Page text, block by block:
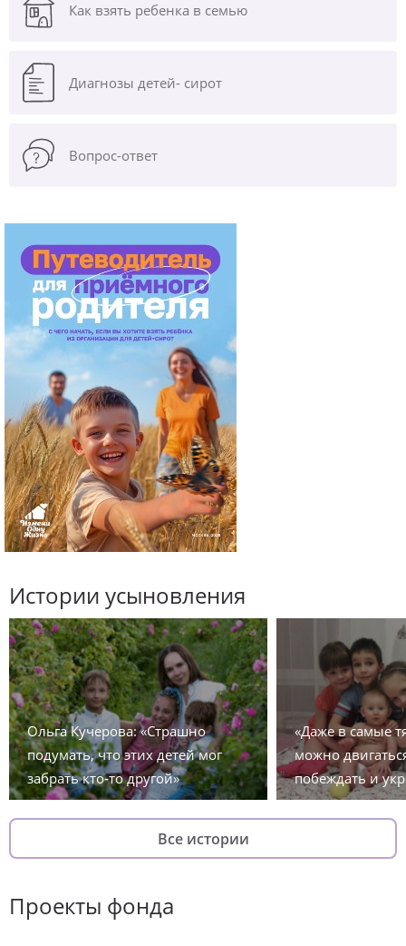
Как взять ребенка в семью
Диагнозы детей- сирот
Вопрос-ответ
Истории усыновления
Ольга Кучерова: «Страшно
подумать, что этих детей мог
забрать кто-то другой»
«Даже в самые
можно
побеждать и
Все истории
Проекты фонда